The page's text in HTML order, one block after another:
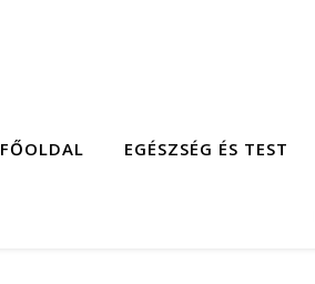
FŐOLDAL EGÉSZSÉG ÉS TEST